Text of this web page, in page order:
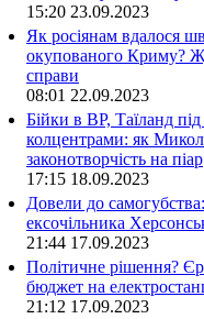
15:20 23.09.2023
Як росіянам вдалося
окупованого Криму?
справи
08:01 22.09.2023
Бійки в ВР, Таїланд під
колцентрами: як
законотворчість на піар
17:15 18.09.2023
Довели до
ексочільника
21:44 17.09.2023
Політичне рішення?
бюджет на
21:12 17.09.2023